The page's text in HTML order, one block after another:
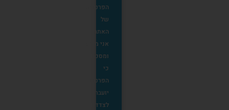
הפרטיות
של
האתר.
אני מודע
ומסכים
כי
הפרטים
יועברו
לצדדים